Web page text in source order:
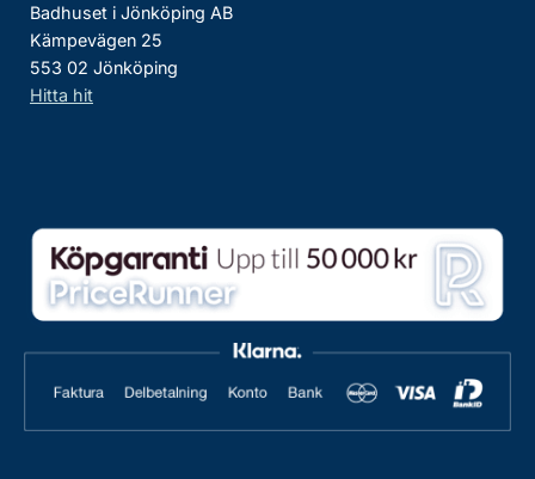
Badhuset i Jönköping AB
Kämpevägen 25
553 02 Jönköping
Hitta hit